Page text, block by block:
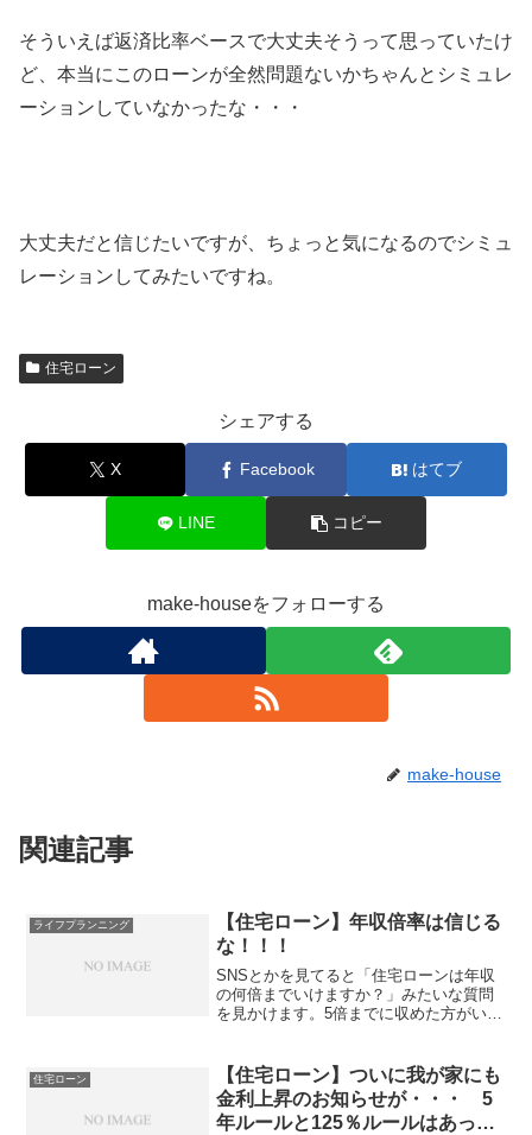
そういえば返済比率ベースで大丈夫そうって思っていたけ
ど、本当にこのローンが全然問題ないかちゃんとシミュレ
ーションしていなかったな・・・
大丈夫だと信じたいですが、ちょっと気になるのでシミュ
レーションしてみたいですね。
住宅ローン
シェアする
X Facebook はてブ
LINE コピー
make-houseをフォローする
make-house
関連記事
ライフプランニング
【住宅ローン】年収倍率は信じる
な！！！
SNSとかを見てると「住宅ローンは年収
の何倍までいけますか？」みたいな質問
を見かけます。5倍までに収めた方がいい
「年収の〇〇倍までなら大丈夫！」的な
事言ってま...
住宅ローン
【住宅ローン】ついに我が家にも
金利上昇のお知らせが・・・ 5
年ルールと125％ルールはあった